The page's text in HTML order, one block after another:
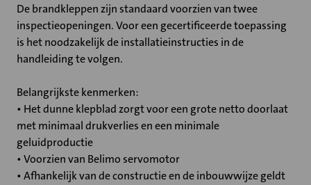
De brandkleppen zijn standaard voorzien van twee
inspectieopeningen. Voor een gecertificeerde toepassing
is het noodzakelijk de installatieinstructies in de
handleiding te volgen.
Belangrijkste kenmerken:
• Het dunne klepblad zorgt voor een grote netto doorlaat
met minimaal drukverlies en een minimale
geluidproductie
• Voorzien van Belimo servomotor
• Afhankelijk van de constructie en de inbouwwijze geldt